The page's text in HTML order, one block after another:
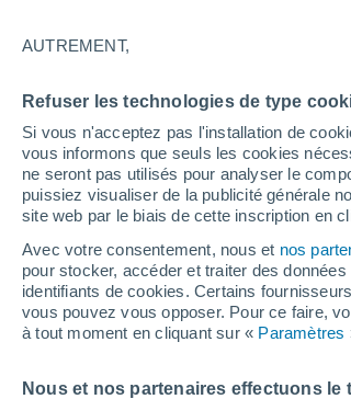
AUTREMENT,
Refuser les technologies de type
Si vous n'acceptez pas l'installation de
vous informons que seuls les cookies
ne seront pas utilisés pour analyser le
puissiez visualiser de la publicité générale
site web par le biais de cette inscription en
Avec votre consentement, nous et nos
pour stocker, accéder et traiter des
identifiants de cookies. Certains
vous pouvez vous opposer. Pour ce faire,
à tout moment en cliquant sur « Paramètres
Nous et nos partenaires effectuons
San José de